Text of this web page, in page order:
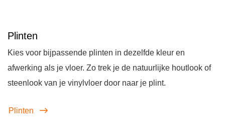
Plinten
Kies voor bijpassende plinten in dezelfde kleur en
afwerking als je vloer. Zo trek je de natuurlijke houtlook of
steenlook van je vinylvloer door naar je plint.
Plinten